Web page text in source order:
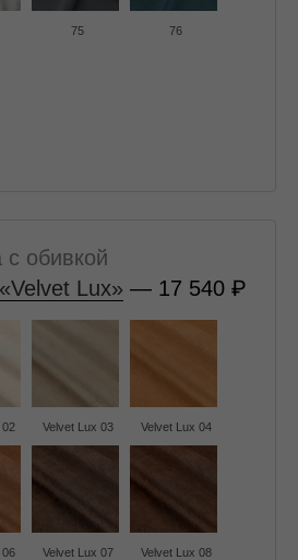
75 76
обивкой
Lux» — 17 540
Velvet Lux 03 Velvet Lux 04
Velvet Lux 07 Velvet Lux 08